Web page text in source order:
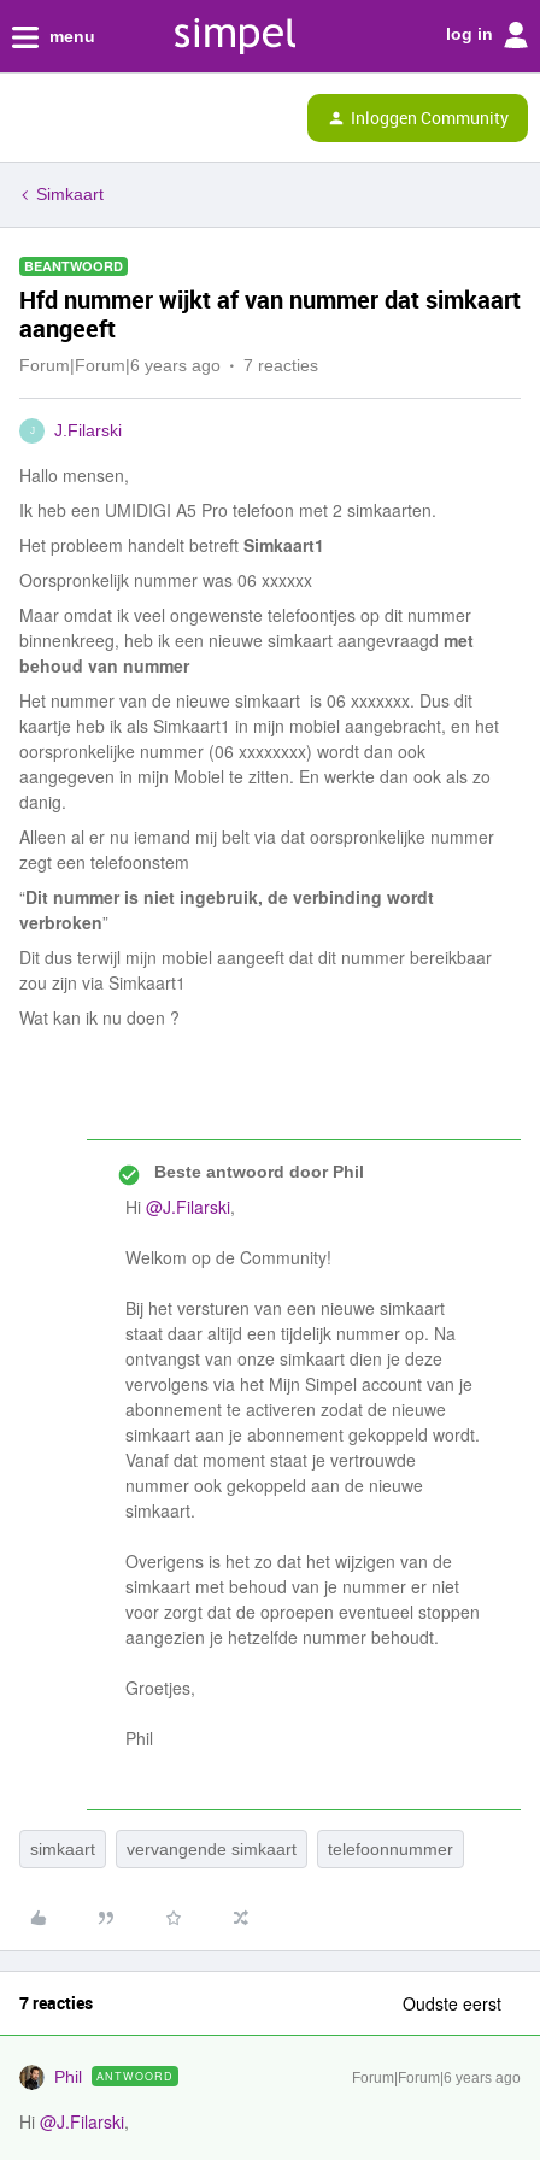
menu log in
Inloggen Community
Simkaart
BEANTWOORD
Hfd nummer wijkt af van nummer dat simkaart
aangeeft
Forum|Forum|6 years ago 7 reacties
J J.Filarski
Hallo mensen,
Ik heb een UMIDIGI A5 Pro telefoon met 2 simkaarten.
Het probleem handelt betreft Simkaart1
Oorspronkelijk nummer was 06 xxxxxx
Maar omdat ik veel ongewenste telefoontjes op dit nummer
binnenkreeg, heb ik een nieuwe simkaart aangevraagd met
behoud van nummer
Het nummer van de nieuwe simkaart is 06 xxxxxxx. Dus dit
kaartje heb ik als Simkaart1 in mijn mobiel aangebracht, en het
oorspronkelijke nummer (06 xxxxxxxx) wordt dan ook
aangegeven in mijn Mobiel te zitten. En werkte dan ook als zo
danig.
Alleen al er nu iemand mij belt via dat oorspronkelijke nummer
zegt een telefoonstem
“Dit nummer is niet ingebruik, de verbinding wordt
verbroken”
Dit dus terwijl mijn mobiel aangeeft dat dit nummer bereikbaar
zou zijn via Simkaart1
Wat kan ik nu doen ?
Beste antwoord doorPhil
Hi @J.Filarski,
Welkom op de Community!
Bij het versturen van een nieuwe simkaart
staat daar altijd een tijdelijk nummer op. Na
ontvangst van onze simkaart dien je deze
vervolgens via het Mijn Simpel account van je
abonnement te activeren zodat de nieuwe
simkaart aan je abonnement gekoppeld wordt.
Vanaf dat moment staat je vertrouwde
nummer ook gekoppeld aan de nieuwe
simkaart.
Overigens is het zo dat het wijzigen van de
simkaart met behoud van je nummer er niet
voor zorgt dat de oproepen eventueel stoppen
aangezien je hetzelfde nummer behoudt.
Groetjes,
Phil
simkaart vervangende simkaart telefoonnummer
7 reacties Oudste eerst
Phil ANTWOORD Forum|Forum|6 years ago
Hi @J.Filarski,